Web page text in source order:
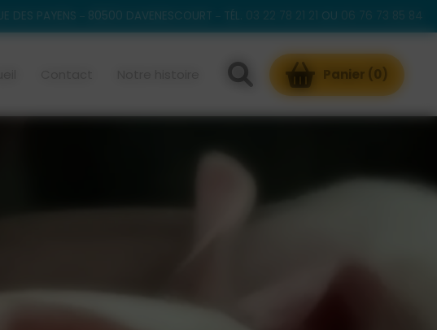
DES PAYENS 80500 DAVENESCOURT TÉL. OU
Panier ( 0